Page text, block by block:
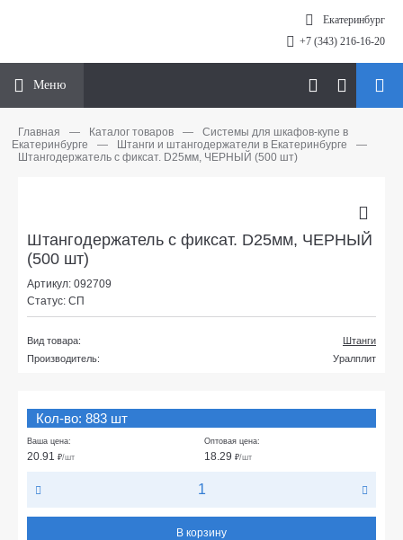
Екатеринбург
+7 (343) 216-16-20
Меню
Главная — Каталог товаров —
Системы для шкафов-купе в
Екатеринбурге
— Штанги и штангодержатели в Екатеринбурге
—
Штангодержатель с фиксат. D25мм, ЧЕРНЫЙ (500 шт)
Штангодержатель с фиксат. D25мм, ЧЕРНЫЙ
(500 шт)
Артикул: 092709
Статус: СП
Вид товара:
Штанги
Производитель:
Уралплит
Кол-во: 883 шт
Ваша цена:
20.91 ₽/шт
Оптовая цена:
18.29 ₽/шт
В корзину